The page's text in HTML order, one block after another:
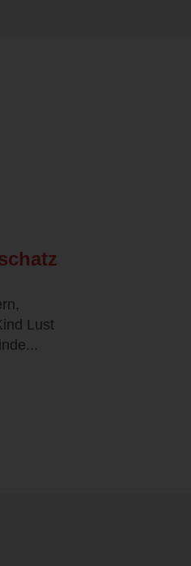
Lust